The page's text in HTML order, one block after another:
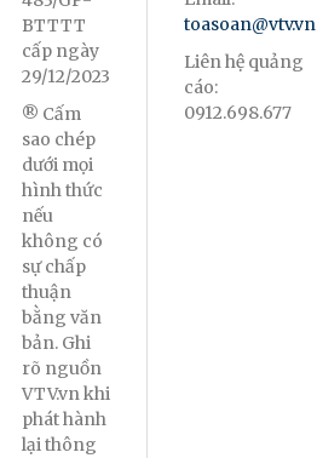
BTTTT
cấp ngày
29/12/2023
® Cấm
sao chép
dưới mọi
hình thức
nếu
không có
sự chấp
thuận
bằng văn
bản. Ghi
rõ nguồn
VTV.vn khi
phát hành
lại thông
toasoan@vtv.vn
Liên hệ quảng
cáo:
0912.698.677